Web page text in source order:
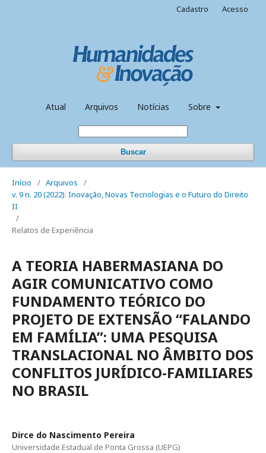
Atual Arquivos Notícias Sobre
Buscar
Cadastro Acesso
Início / Arquivos
/
v. 9 n. 20 (2022): Inovação, Novas Tecnologias e o Futuro do Direito
II
/
Relatos de Experiência
A TEORIA HABERMASIANA DO
AGIR COMUNICATIVO COMO
FUNDAMENTO TEÓRICO DO
PROJETO DE EXTENSÃO “FALANDO
EM FAMÍLIA”: UMA PESQUISA
TRANSLACIONAL NO ÂMBITO DOS
CONFLITOS JURÍDICO-FAMILIARES
NO BRASIL
Dirce do Nascimento Pereira
Universidade Estadual de Ponta Grossa (UEPG)